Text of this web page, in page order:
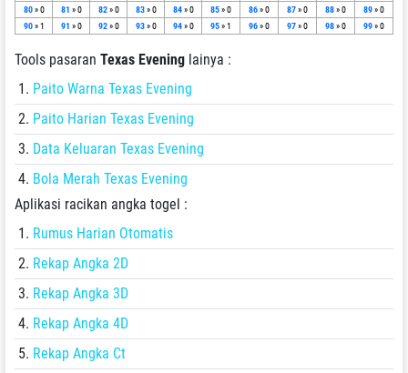
80» 0 81 » 0 82» 0 83» 0 84» 0 85» 0 86» 0 87» 0 88» 0 89» 0
90» 1 91 » 0 92» 0 93» 0 94» 0 95» 1 96» 0 97» 0 98» 0 99» 0
Tools pasaran Texas Evening lainya :
Paito Warna Texas Evening
Paito Harian Texas Evening
Data Keluaran Texas Evening
Bola Merah Texas Evening
Aplikasi racikan angka togel :
Rumus Harian Otomatis
Rekap Angka 2D
Rekap Angka 3D
Rekap Angka 4D
Rekap Angka Ct